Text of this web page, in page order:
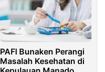
PAFI Bunaken Perangi
Masalah Kesehatan di